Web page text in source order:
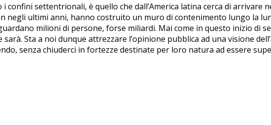
confini settentrionali, è quello che dall’America latina cerca di arrivare
negli ultimi anni, hanno costruito un muro di contenimento lungo la
milioni di persone, forse miliardi. Mai come in questo inizio di
Sta a noi dunque attrezzare l’opinione pubblica ad una visione
senza chiuderci in fortezze destinate per loro natura ad essere